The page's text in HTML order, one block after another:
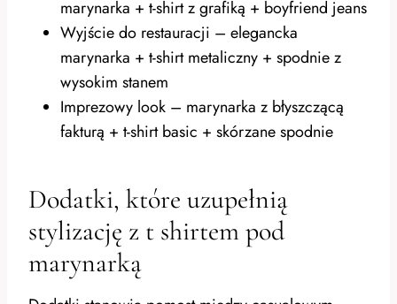
marynarka + t-shirt z grafiką + boyfriend jeans
Wyjście do restauracji – elegancka
marynarka + t-shirt metaliczny + spodnie z
wysokim stanem
Imprezowy look – marynarka z błyszczącą
fakturą + t-shirt basic + skórzane spodnie
Dodatki, które uzupełnią
stylizację z t shirtem pod
marynarką